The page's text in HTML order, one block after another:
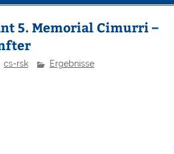
5. Memorial Cimurri –
cs-rsk Ergebnisse